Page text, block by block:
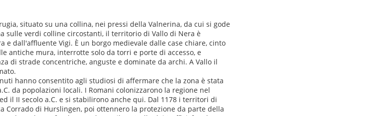
situato su una collina, nei pressi della Valnerina, da cui si gode
sulle verdi colline circostanti, il territorio di Vallo di Nera è
e dall'affluente Vigi. È un borgo medievale dalle case chiare, cinto
antiche mura, interrotte solo da torri e porte di accesso, e
di strade concentriche, anguste e dominate da archi. A Vallo il
hanno consentito agli studiosi di affermare che la zona è stata
da popolazioni locali. I Romani colonizzarono la regione nel
il II secolo a.C. e si stabilirono anche qui. Dal 1178 i territori di
Corrado di Hurslingen, poi ottennero la protezione da parte della